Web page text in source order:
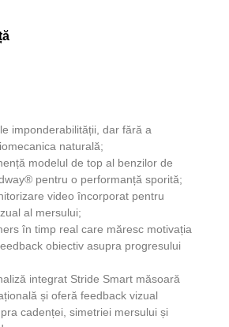
imponderabilității, dar fără a
naturală;
modelul de top al benzilor de
pentru o performanță sporită;
video încorporat pentru
al mersului;
în timp real care măresc motivația
obiectiv asupra progresului
integrat Stride Smart măsoară
și oferă feedback vizual
cadenței, simetriei mersului și